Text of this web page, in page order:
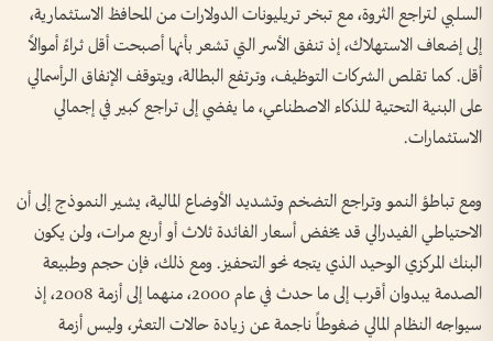
السلبي لتراجع الثروة، مع تبخر تريليونات الدولارات من المحافظ الاستثمارية،
إلى إضعاف الاستهلاك، إذ تنفق الأسر التي تشعر بأنها أصبحت أقل ثراءً أموالاً
أقل. كما تقلص الشركات التوظيف، وترتفع البطالة، ويتوقف الإنفاق الرأسمالي
على البنية التحتية للذكاء الاصطناعي، ما يفضي إلى تراجع كبير في إجمالي
الاستثمارات.
ومع تباطؤ النمو وتراجع التضخم وتشديد الأوضاع المالية، يشير النموذج إلى أن
الاحتياطي الفيدرالي قد يخفض أسعار الفائدة ثلاث أو أربع مرات، ولن يكون
البنك المركزي الوحيد الذي يتجه نحو التحفيز. ومع ذلك، فإن حجم وطبيعة
الصدمة يبدوان أقرب إلى ما حدث في عام 2000، منهما إلى أزمة 2008، إذ
سيواجه النظام المالي ضغوطاً ناجمة عن زيادة حالات التعثر، وليس أزمة